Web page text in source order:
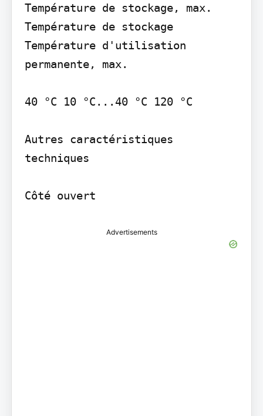
Température de stockage, max.
Température de stockage
Température d'utilisation
permanente, max.
40 °C 10 °C...40 °C 120 °C
Autres caractéristiques
techniques
Côté ouvert
Advertisements